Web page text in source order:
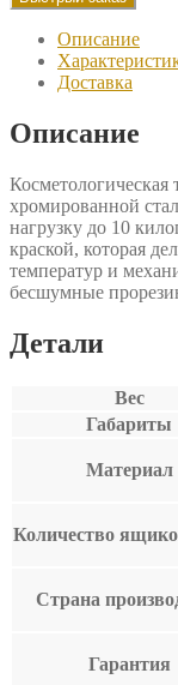
Описание
Доставка
Описание
Косметологическая
хромированной
нагрузку до 10
краской, которая
температур и
бесшумные
Детали
Вес
Габариты
Материал
Количество
Страна
Гарантия